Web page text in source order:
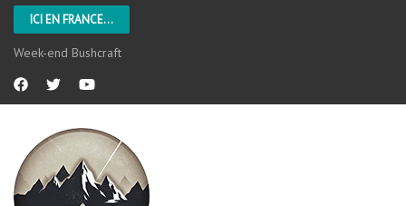
ICI EN FRANCE...
Week-end Bushcraft